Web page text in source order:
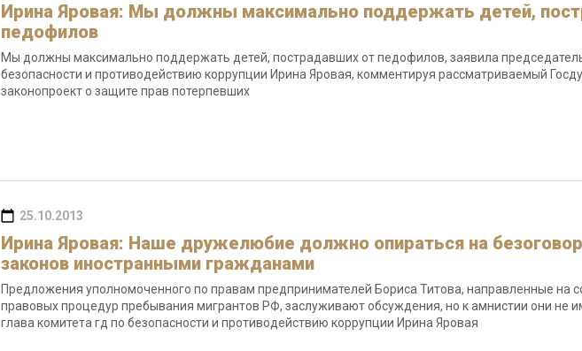
Ирина Яровая: Мы должны максимально поддержать детей,
педофилов
Мы должны максимально поддержать детей, пострадавших от педофилов, заявила
безопасности и противодействию коррупции Ирина Яровая, комментируя рассматриваемый
законопроект о защите прав потерпевших
25.10.2013
Ирина Яровая: Наше дружелюбие должно опираться на
законов иностранными гражданами
Предложения уполномоченного по правам предпринимателей Бориса Титова, направленные на
правовых процедур пребывания мигрантов РФ, заслуживают обсуждения, но к амнистии они не
глава комитета гд по безопасности и противодействию коррупции Ирина Яровая